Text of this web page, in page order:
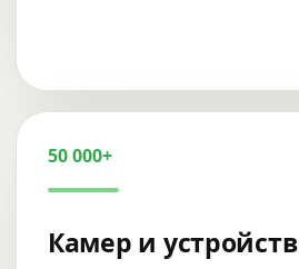
50 000+
Камер и устройств